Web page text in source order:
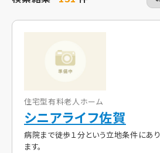
住宅型有料老人ホーム
シニアライフ佐賀
病院まで徒歩１分という立地条件にあ
ます。